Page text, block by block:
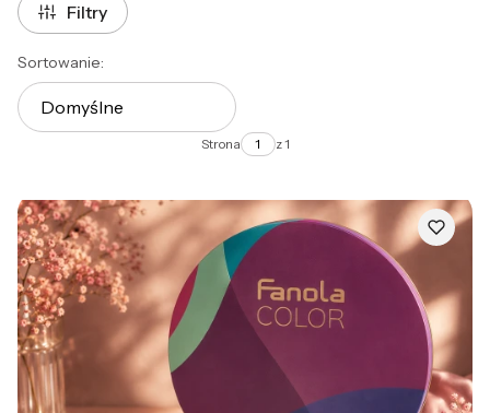
Filtry
Lista produktów
Sortowanie:
Domyślne
Strona z 1